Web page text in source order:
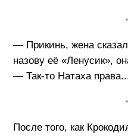
— Прикинь, жена
назову её «Ленусик»,
— Так-то Натаха
После того, как